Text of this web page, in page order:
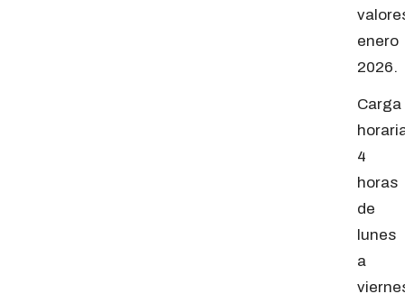
enero
2026.
Carga
4
horas
de
lunes
a